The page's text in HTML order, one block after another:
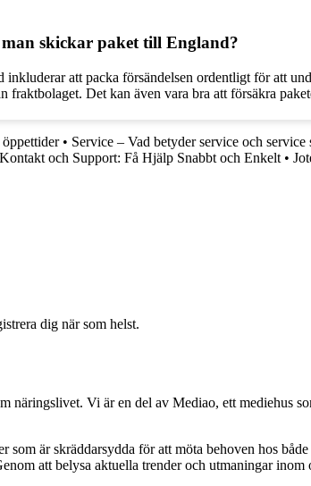
skickar paket till England?
att packa försändelsen ordentligt för att
Det kan även vara bra att försäkra
• Service – Vad betyder service och service
och Support: Få Hjälp Snabbt och Enkelt •
dig när som helst.
Vi är en del av Mediao, ett mediehus
är skräddarsydda för att möta behoven hos
att belysa aktuella trender och utmaningar